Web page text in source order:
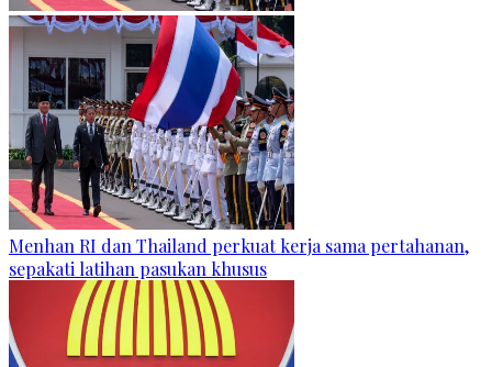
Menhan RI dan Thailand perkuat kerja sama pertahanan,
sepakati latihan pasukan khusus